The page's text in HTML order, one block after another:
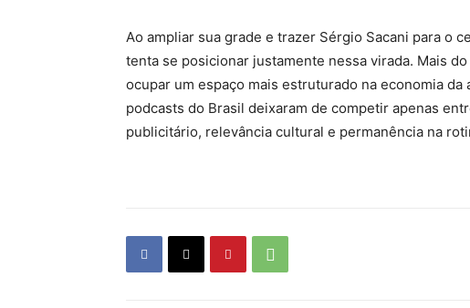
Ao ampliar sua grade e trazer Sérgio Sacani para o
tenta se posicionar justamente nessa virada. Mais
ocupar um espaço mais estruturado na economia
podcasts do Brasil deixaram de competir apenas
publicitário, relevância cultural e permanência na